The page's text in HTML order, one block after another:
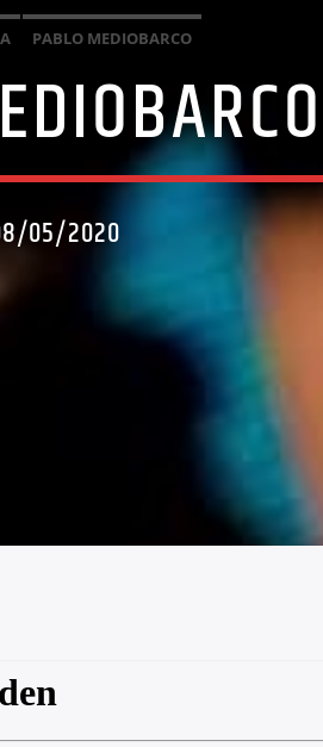
PABLO MEDIOBARCO
05/2020